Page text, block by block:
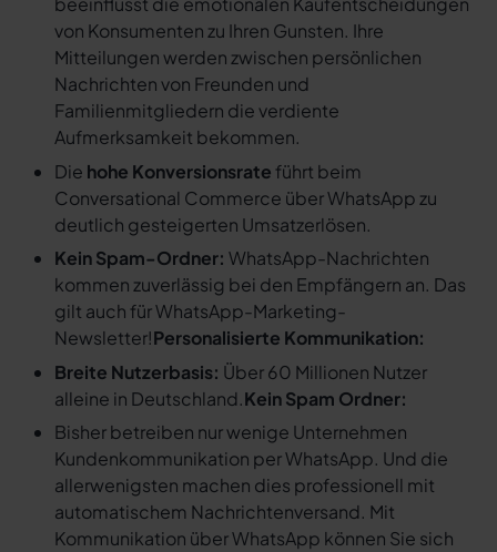
von Konsumenten zu Ihren Gunsten. Ihre
Mitteilungen werden zwischen persönlichen
Nachrichten von Freunden und
Familienmitgliedern die verdiente
Aufmerksamkeit bekommen.
Die hohe Konversionsrate führt beim
Conversational Commerce über WhatsApp zu
deutlich gesteigerten Umsatzerlösen.
Kein Spam-Ordner: WhatsApp-Nachrichten
kommen zuverlässig bei den Empfängern an. Das
gilt auch für WhatsApp-Marketing-
Newsletter!Personalisierte Kommunikation:
Breite Nutzerbasis: Über 60 Millionen Nutzer
alleine in Deutschland.Kein Spam Ordner:
Bisher betreiben nur wenige Unternehmen
Kundenkommunikation per WhatsApp. Und die
allerwenigsten machen dies professionell mit
automatischem Nachrichtenversand. Mit
Kommunikation über WhatsApp können Sie sich